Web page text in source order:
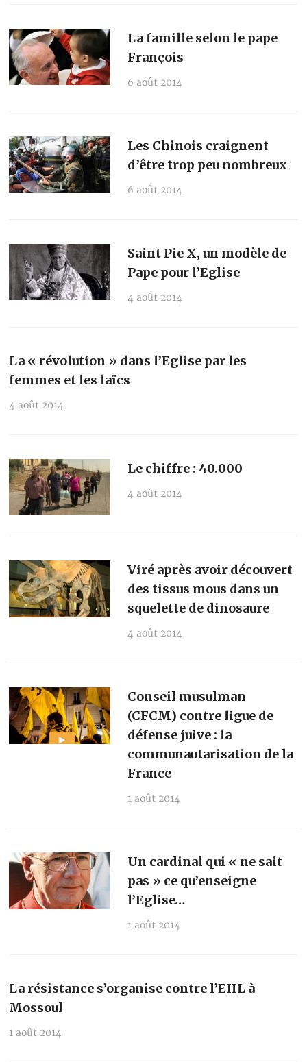
La famille selon le pape
François
6 août 2014
Les Chinois craignent
d’être trop peu nombreux
6 août 2014
Saint Pie X, un modèle de
Pape pour l’Eglise
4 août 2014
La « révolution » dans l’Eglise par les
femmes et les laïcs
4 août 2014
Le chiffre : 40.000
4 août 2014
Viré après avoir découvert
des tissus mous dans un
squelette de dinosaure
4 août 2014
Conseil musulman
(CFCM) contre ligue de
défense juive : la
communautarisation de la
France
1 août 2014
Un cardinal qui « ne sait
pas » ce qu’enseigne
l’Eglise…
1 août 2014
La résistance s’organise contre l’EIIL à
Mossoul
1 août 2014